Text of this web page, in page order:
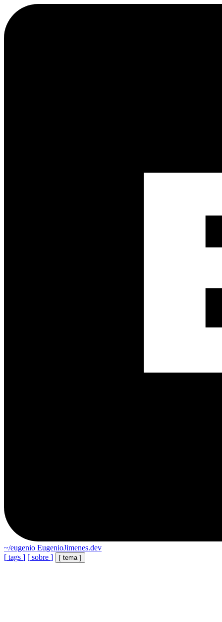
~/eugenio EugenioJimenes.dev
[ tags ] [ sobre ] [ tema ]